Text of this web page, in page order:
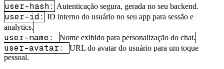
user-hash: Autenticação segura, gerada no seu backend.
user-id: ID interno do usuário no seu app para sessão e
analytics.
user-name: Nome exibido para personalização do chat.
user-avatar:
URL do avatar do usuário para um toque
pessoal.